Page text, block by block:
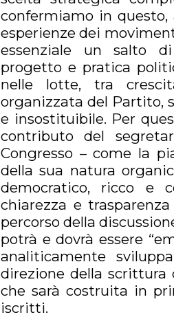
confermiamo in
esperienze dei
essenziale un salto
progetto e pratica
nelle lotte, tra
organizzata del Partito,
e insostituibile. Per
contributo del
Congresso – come la
della sua natura
democratico, ricco e
chiarezza e
percorso della
potrà e dovrà essere
analiticamente
direzione della
che sarà costruita in
iscritti.